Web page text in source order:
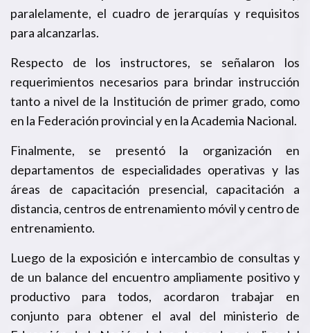
paralelamente, el cuadro de jerarquías y requisitos
para alcanzarlas.
Respecto de los instructores, se señalaron los
requerimientos necesarios para brindar instrucción
tanto a nivel de la Institución de primer grado, como
en la Federación provincial y en la Academia Nacional.
Finalmente, se presentó la organización en
departamentos de especialidades operativas y las
áreas de capacitación presencial, capacitación a
distancia, centros de entrenamiento móvil y centro de
entrenamiento.
Luego de la exposición e intercambio de consultas y
de un balance del encuentro ampliamente positivo y
productivo para todos, acordaron trabajar en
conjunto para obtener el aval del ministerio de